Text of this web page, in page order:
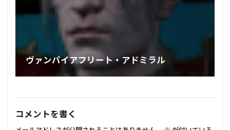
ヴァンパイアフリート・アドミラル
コメントを書く